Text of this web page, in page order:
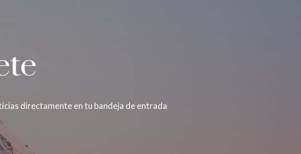
directamente en tu bandeja de entrada